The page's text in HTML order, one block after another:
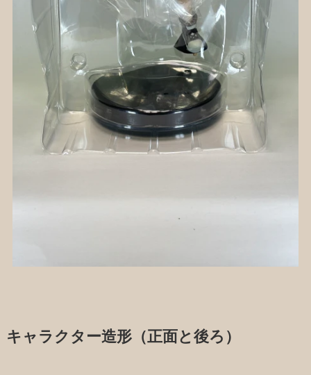
キャラクター造形（正面と後ろ）